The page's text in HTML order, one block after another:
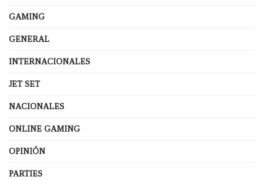
GAMING
GENERAL
INTERNACIONALES
JET SET
NACIONALES
ONLINE GAMING
OPINIÓN
PARTIES